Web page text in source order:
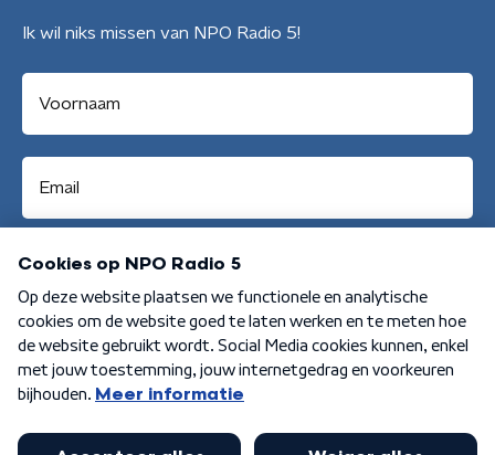
Ik wil niks missen van NPO Radio 5!
Aanmelden
Algemene voorwaarden Privacybeleid